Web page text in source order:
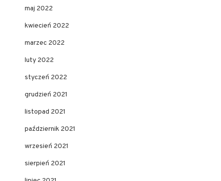
maj 2022
kwiecień 2022
marzec 2022
luty 2022
styczeń 2022
grudzień 2021
listopad 2021
październik 2021
wrzesień 2021
sierpień 2021